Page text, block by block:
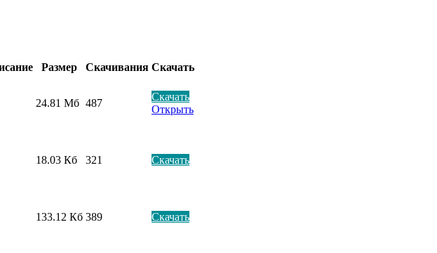
Размер Скачивания Скачать
24.81 Мб 487
Скачать
Открыть
18.03 Кб 321 Скачать
133.12 Кб 389 Скачать